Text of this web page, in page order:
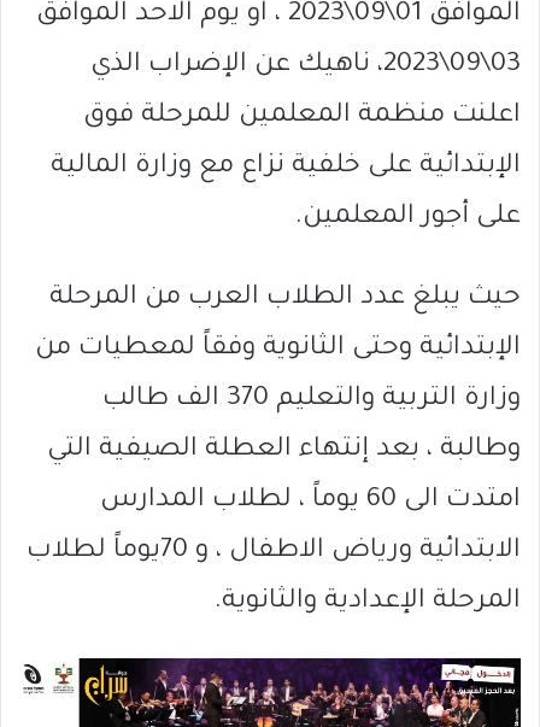
الموافق 01\09\2023 ، او يوم الاحد الموافق
03\09\2023، ناهيك عن الإضراب الذي
اعلنت منظمة المعلمين للمرحلة فوق
الإبتدائية على خلفية نزاع مع وزارة المالية
على أجور المعلمين.
حيث يبلغ عدد الطلاب العرب من المرحلة
الإبتدائية وحتى الثانوية وفقاً لمعطيات من
وزارة التربية والتعليم 370 الف طالب
وطالبة ، بعد إنتهاء العطلة الصيفية التي
امتدت الى 60 يوماً ، لطلاب المدارس
الابتدائية ورياض الاطفال ، و 70يوماً لطلاب
المرحلة الإعدادية والثانوية.